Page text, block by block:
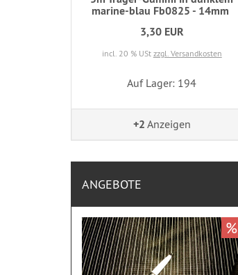
marine-blau Fb0825 - 14mm
3,30 EUR
incl. 20 % USt zzgl. Versandkosten
Auf Lager: 194
+2 Anzeigen
ANGEBOTE
%